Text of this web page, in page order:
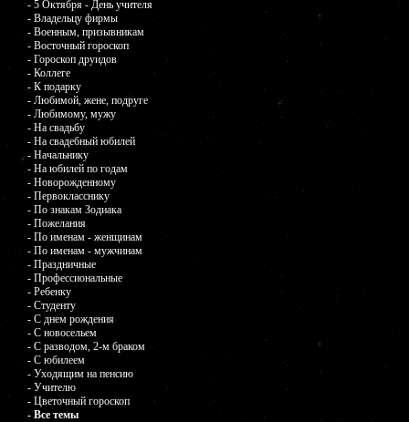
- 5 Октября - День учителя
- Владельцу фирмы
- Военным, призывникам
- Восточный гороскоп
- Гороскоп друидов
- Коллеге
- К подарку
- Любимой, жене, подруге
- Любимому, мужу
- На свадьбу
- На свадебный юбилей
- Начальнику
- На юбилей по годам
- Новорожденному
- Первокласснику
- По знакам Зодиака
- Пожелания
- По именам - женщинам
- По именам - мужчинам
- Праздничные
- Профессиональные
- Ребенку
- Студенту
- С днем рождения
- С новосельем
- С разводом, 2-м браком
- С юбилеем
- Уходящим на пенсию
- Учителю
- Цветочный гороскоп
- Все темы